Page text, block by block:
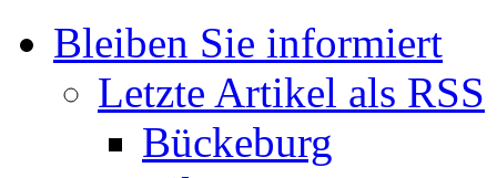
Bleiben Sie informiert
Letzte Artikel als RSS
Bückeburg